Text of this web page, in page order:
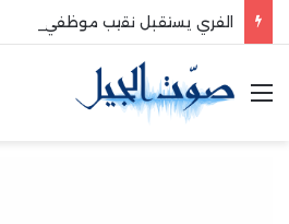
الفري يستقبل نقيب موظفي قاديشا
القائمة